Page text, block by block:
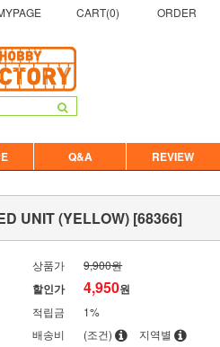
CART(0) ORDER
Q&A REVIEW
UNIT (YELLOW) [68366]
상품가 9,900원
할인가 4,950원
적립금
1%
배송비
(조건) 지역별